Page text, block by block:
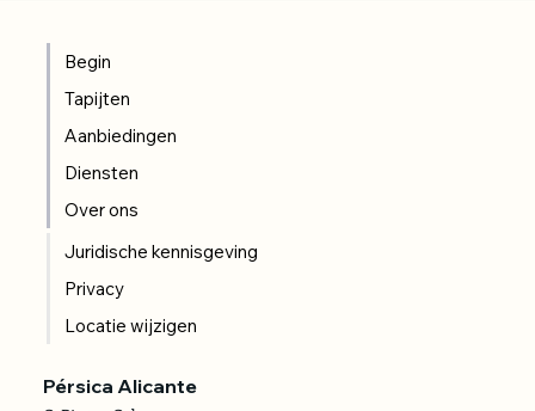
Begin
Tapijten
Aanbiedingen
Diensten
Over ons
Juridische kennisgeving
Privacy
Locatie wijzigen
Pérsica Alicante